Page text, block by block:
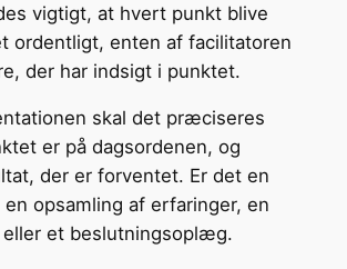
vigtigt, at hvert punkt blive
ordentligt, enten af facilitatoren
der har indsigt i punktet.
skal det præciseres
er på dagsordenen, og
der er forventet. Er det en
opsamling af erfaringer, en
et beslutningsoplæg.